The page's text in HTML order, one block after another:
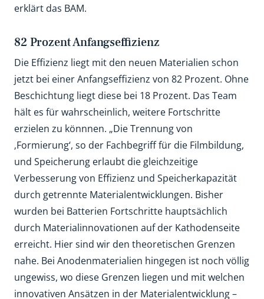
erklärt das BAM.
82 Prozent Anfangseffizienz
Die Effizienz liegt mit den neuen Materialien schon
jetzt bei einer Anfangseffizienz von 82 Prozent. Ohne
Beschichtung liegt diese bei 18 Prozent. Das Team
hält es für wahrscheinlich, weitere Fortschritte
erzielen zu könnnen. „Die Trennung von
‚Formierung‘, so der Fachbegriff für die Filmbildung,
und Speicherung erlaubt die gleichzeitige
Verbesserung von Effizienz und Speicherkapazität
durch getrennte Materialentwicklungen. Bisher
wurden bei Batterien Fortschritte hauptsächlich
durch Materialinnovationen auf der Kathodenseite
erreicht. Hier sind wir den theoretischen Grenzen
nahe. Bei Anodenmaterialien hingegen ist noch völlig
ungewiss, wo diese Grenzen liegen und mit welchen
innovativen Ansätzen in der Materialentwicklung –